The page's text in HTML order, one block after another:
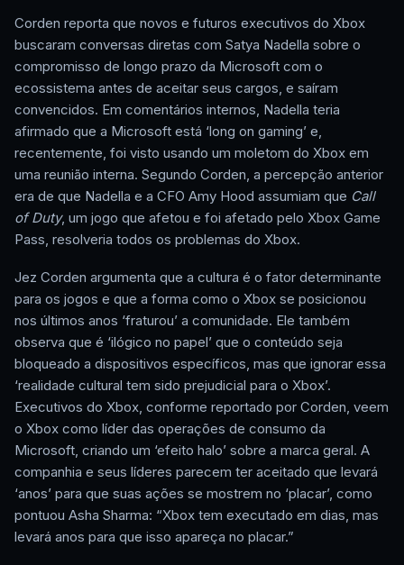
Corden reporta que novos e futuros executivos do Xbox
buscaram conversas diretas com Satya Nadella sobre o
compromisso de longo prazo da Microsoft com o
ecossistema antes de aceitar seus cargos, e saíram
convencidos. Em comentários internos, Nadella teria
afirmado que a Microsoft está ‘long on gaming’ e,
recentemente, foi visto usando um moletom do Xbox em
uma reunião interna. Segundo Corden, a percepção anterior
era de que Nadella e a CFO Amy Hood assumiam que Call
of Duty, um jogo que afetou e foi afetado pelo Xbox Game
Pass, resolveria todos os problemas do Xbox.
Jez Corden argumenta que a cultura é o fator determinante
para os jogos e que a forma como o Xbox se posicionou
nos últimos anos ‘fraturou’ a comunidade. Ele também
observa que é ‘ilógico no papel’ que o conteúdo seja
bloqueado a dispositivos específicos, mas que ignorar essa
‘realidade cultural tem sido prejudicial para o Xbox’.
Executivos do Xbox, conforme reportado por Corden, veem
o Xbox como líder das operações de consumo da
Microsoft, criando um ‘efeito halo’ sobre a marca geral. A
companhia e seus líderes parecem ter aceitado que levará
‘anos’ para que suas ações se mostrem no ‘placar’, como
pontuou Asha Sharma: “Xbox tem executado em dias, mas
levará anos para que isso apareça no placar.”